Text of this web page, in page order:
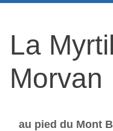
La
Morvan
au pied du Mont